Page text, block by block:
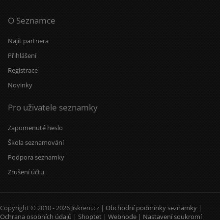
O Seznamce
Najít partnera
Přihlášení
Registrace
Novinky
Pro uživatele seznamky
Zapomenuté heslo
Škola seznamování
Podpora seznamky
Zrušení účtu
Copyright © 2010 - 2026 Jiskreni.cz | Obchodní podmínky seznamky |
Ochrana osobních údajů | Shoptet | Webnode | Nastavení soukromí